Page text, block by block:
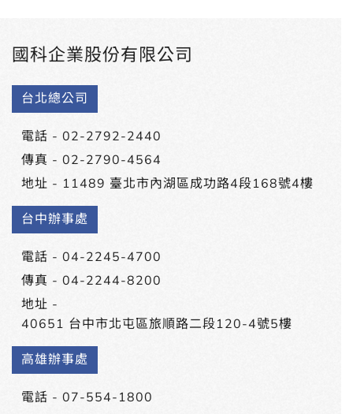
國科企業股份有限公司
台北總公司
電話 - 02-2792-2440
傳真 - 02-2790-4564
地址 - 11489 臺北市內湖區成功路4段168號4樓
台中辦事處
電話 - 04-2245-4700
傳真 - 04-2244-8200
地址 -
40651 台中市北屯區旅順路二段120-4號5樓
高雄辦事處
電話 - 07-554-1800